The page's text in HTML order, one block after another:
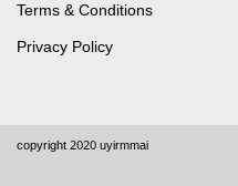
Terms & Conditions
Privacy Policy
copyright 2020 uyirmmai